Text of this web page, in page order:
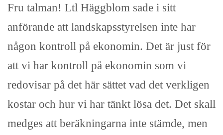
Fru talman! Ltl Häggblom sade i sitt
anförande att landskapsstyrelsen inte har
någon kontroll på ekonomin. Det är just för
att vi har kontroll på ekonomin som vi
redovisar på det här sättet vad det verkligen
kostar och hur vi har tänkt lösa det. Det skall
medges att beräkningarna inte stämde, men